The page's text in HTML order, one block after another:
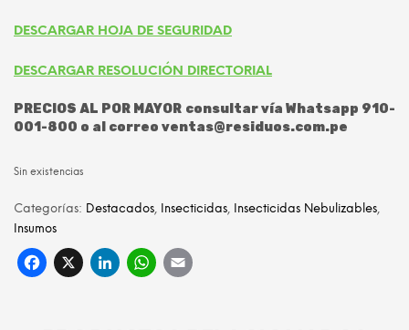
DESCARGAR HOJA DE SEGURIDAD
DESCARGAR RESOLUCIÓN DIRECTORIAL
PRECIOS AL POR MAYOR consultar vía Whatsapp 910-
001-800 o al correo ventas@residuos.com.pe
Sin existencias
Categorías: Destacados, Insecticidas, Insecticidas Nebulizables,
Insumos
Facebook
X LinkedIn
WhatsApp